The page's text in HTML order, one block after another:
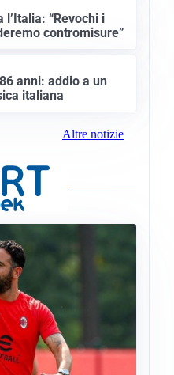
“Revochi i
contromisure”
anni: addio a un
italiana
Altre notizie